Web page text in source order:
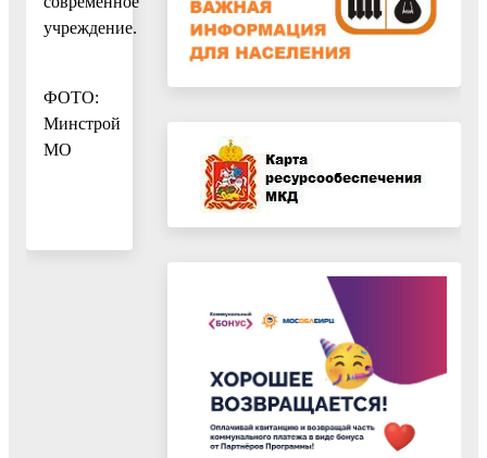
учреждение.
ФОТО:
Минстрой
МО